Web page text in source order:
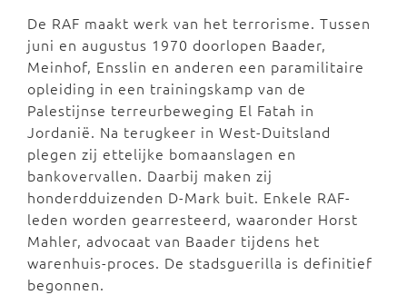
De RAF maakt werk van het terrorisme. Tussen
juni en augustus 1970 doorlopen Baader,
Meinhof, Ensslin en anderen een paramilitaire
opleiding in een trainingskamp van de
Palestijnse terreurbeweging El Fatah in
Jordanië. Na terugkeer in West-Duitsland
plegen zij ettelijke bomaanslagen en
bankovervallen. Daarbij maken zij
honderdduizenden D-Mark buit. Enkele RAF-
leden worden gearresteerd, waaronder Horst
Mahler, advocaat van Baader tijdens het
warenhuis-proces. De stadsguerilla is definitief
begonnen.